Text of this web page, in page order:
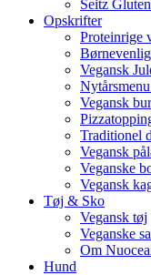
Seitz
Opskrifter
Proteinrige
Vegansk
Vegansk
Traditionel
Vegansk
Veganske
Vegansk
Tøj & Sko
Vegansk tøj
Veganske
Om
Hund